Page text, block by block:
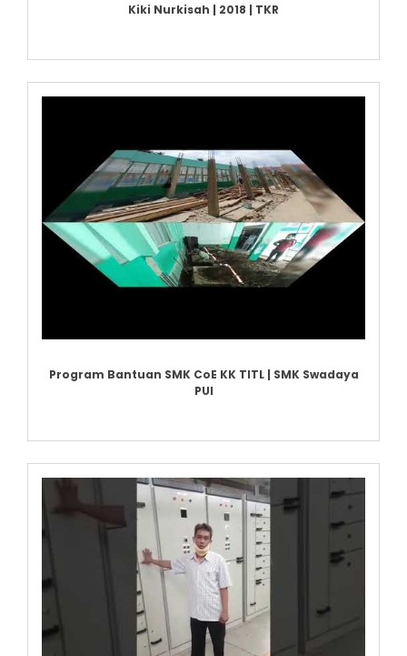
Kiki Nurkisah | 2018 | TKR
Program Bantuan SMK CoE KK TITL | SMK Swadaya
PUI